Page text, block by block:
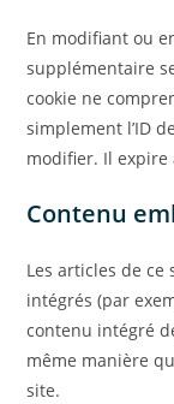
En modifiant ou
supplémentaire
cookie ne
simplement l’ID
modifier. Il expire
Contenu
Les articles de
intégrés (par
contenu intégré
même manière
site.